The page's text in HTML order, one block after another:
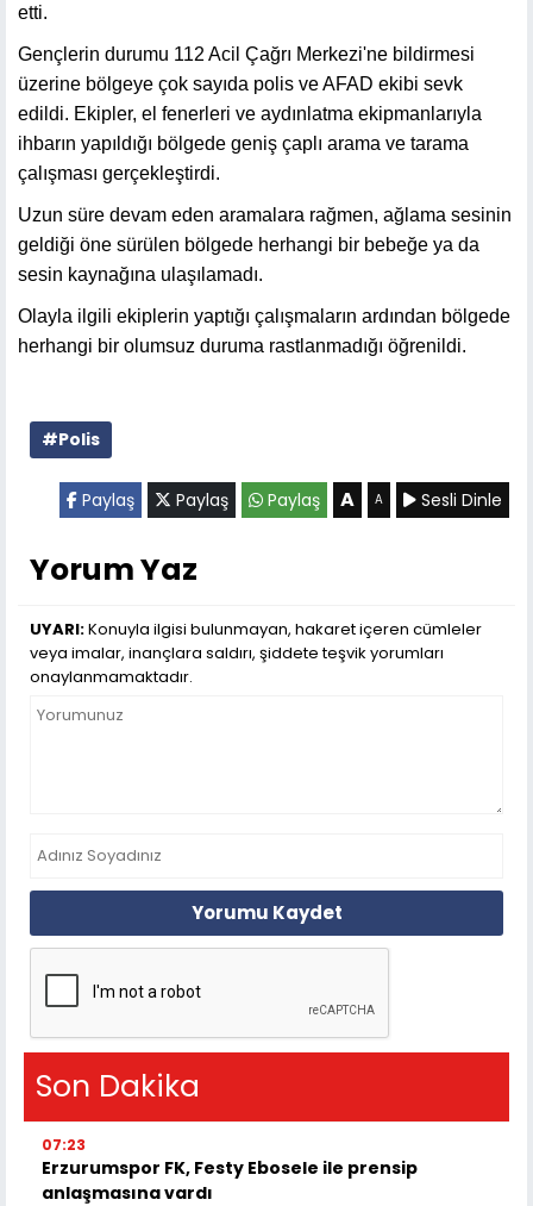
etti.
Gençlerin durumu 112 Acil Çağrı Merkezi'ne bildirmesi
üzerine bölgeye çok sayıda polis ve AFAD ekibi sevk
edildi. Ekipler, el fenerleri ve aydınlatma ekipmanlarıyla
ihbarın yapıldığı bölgede geniş çaplı arama ve tarama
çalışması gerçekleştirdi.
Uzun süre devam eden aramalara rağmen, ağlama sesinin
geldiği öne sürülen bölgede herhangi bir bebeğe ya da
sesin kaynağına ulaşılamadı.
Olayla ilgili ekiplerin yaptığı çalışmaların ardından bölgede
herhangi bir olumsuz duruma rastlanmadığı öğrenildi.
#Polis
Paylaş Paylaş Paylaş A A Sesli Dinle
Yorum Yaz
UYARI:Konuyla ilgisi bulunmayan, hakaret içeren cümleler
veya imalar, inançlara saldırı, şiddete teşvik yorumları
onaylanmamaktadır.
Yorumu Kaydet
Son Dakika
07:23
Erzurumspor FK, Festy Ebosele ile prensip
anlaşmasına vardı